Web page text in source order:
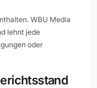
WBU Media
lehnt jede
oder